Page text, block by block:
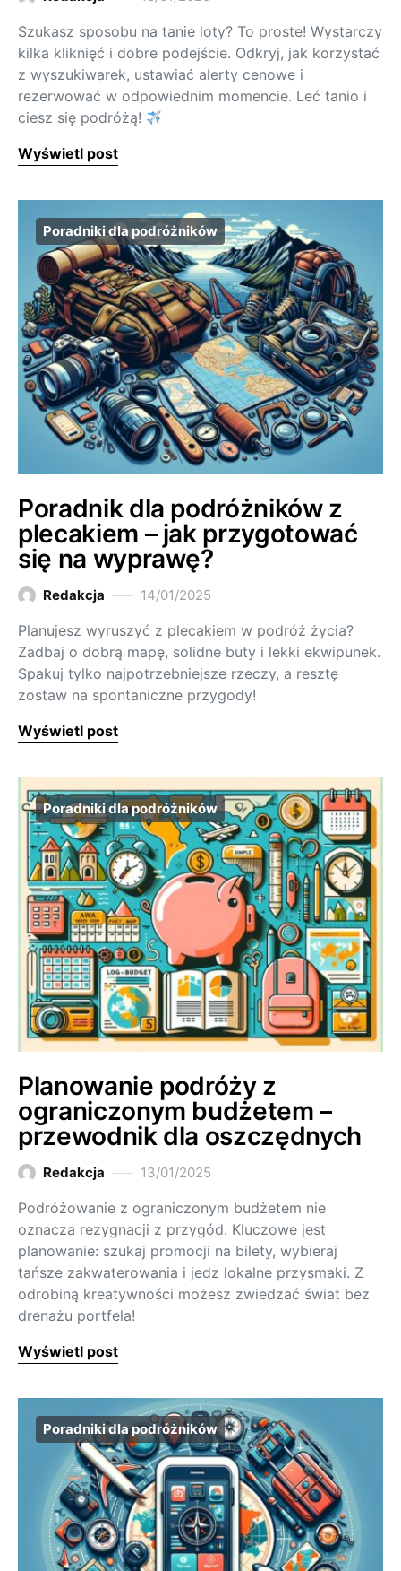
Szukasz sposobu na tanie loty? To proste! Wystarczy
kilka kliknięć i dobre podejście. Odkryj, jak korzystać
z wyszukiwarek, ustawiać alerty cenowe i
rezerwować w odpowiednim momencie. Leć tanio i
ciesz się podróżą!
Wyświetl post
Poradniki dla podróżników
Poradnik dla podróżników z
plecakiem – jak przygotować
się na wyprawę?
Redakcja 14/01/2025
Planujesz wyruszyć z plecakiem w podróż życia?
Zadbaj o dobrą mapę, solidne buty i lekki ekwipunek.
Spakuj tylko najpotrzebniejsze rzeczy, a resztę
zostaw na spontaniczne przygody!
Wyświetl post
Poradniki dla podróżników
Planowanie podróży z
ograniczonym budżetem –
przewodnik dla oszczędnych
Redakcja 13/01/2025
Podróżowanie z ograniczonym budżetem nie
oznacza rezygnacji z przygód. Kluczowe jest
planowanie: szukaj promocji na bilety, wybieraj
tańsze zakwaterowania i jedz lokalne przysmaki. Z
odrobiną kreatywności możesz zwiedzać świat bez
drenażu portfela!
Wyświetl post
Poradniki dla podróżników